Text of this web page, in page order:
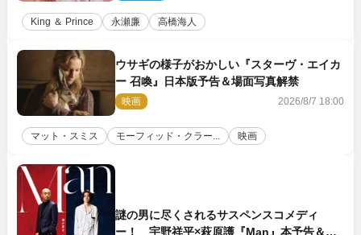
King ＆ Prince 永瀬廉 高橋海人
ウサギの様子がおかしい『スターヴ・エイカ
ー 召喚』日本版予告＆場面写真解禁
映画 2026/8/7 18:00
マット・スミス モーフィッド・クラー... 映画
謎の男に尽くされるサスペンスコメディ
ー！ 宇野祥平×萩原護『Man』本予告＆新